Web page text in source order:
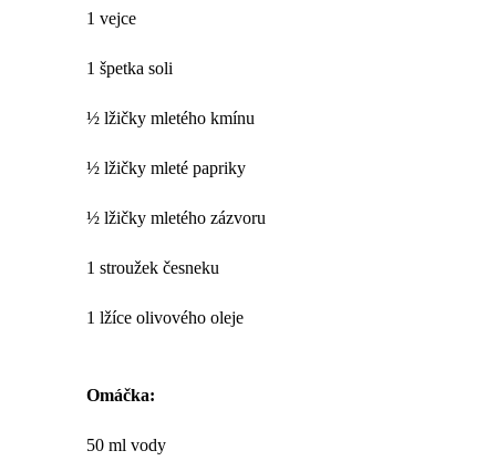
1 vejce
1 špetka soli
½ lžičky mletého kmínu
½ lžičky mleté papriky
½ lžičky mletého zázvoru
1 stroužek česneku
1 lžíce olivového oleje
Omáčka:
50 ml vody